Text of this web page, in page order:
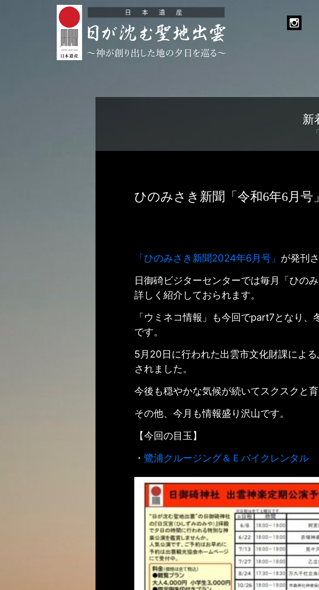
新
ひのみさき新聞「令和6年6月号
「ひのみさき新聞2024年6月号」 が発刊
日御碕ビジターセンターでは毎月「ひの
詳しく紹介しておられます。
「ウミネコ情報」も今回でpart7となり
です。
5月20日に行われた出雲市文化財課によ
されました。
今後も穏やかな気候が続いてスクスクと
その他、今月も情報盛り沢山です。
【今回の目玉】
・ 鷺浦クルージング＆Ｅバイクレンタル